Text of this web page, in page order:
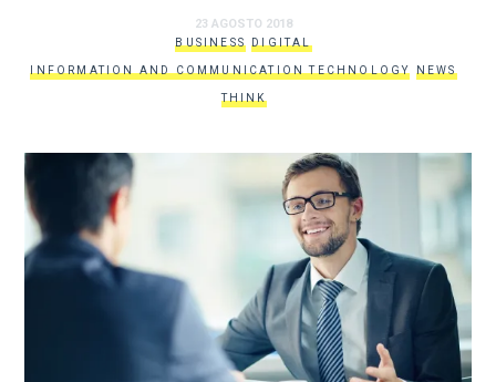
23 AGOSTO 2018
BUSINESS DIGITAL
INFORMATION AND COMMUNICATION TECHNOLOGY NEWS
THINK